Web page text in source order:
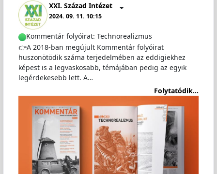
XXI. Század Intézet
2024. 09. 11. 10:15
Kommentár folyóirat: Technorealizmus
👉A 2018-ban megújult Kommentár folyóirat
huszonötödik száma terjedelmében az eddigiekhez
képest is a legvaskosabb, témájában pedig az egyik
legérdekesebb lett. A…
Folytatódik...